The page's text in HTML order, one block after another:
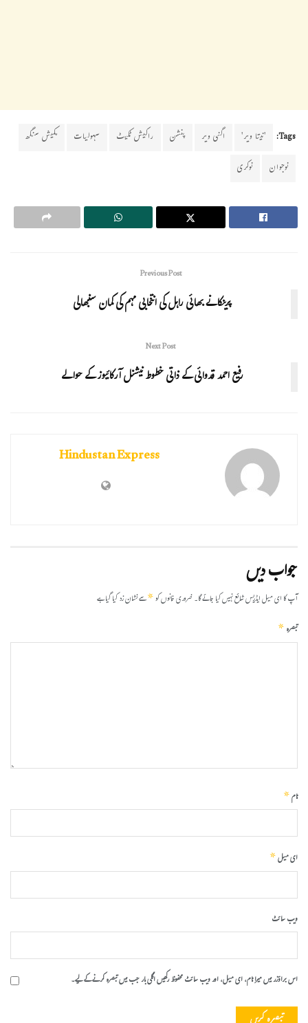
Tags: 'نیتا ویر' اگنی ویر پنشن راکیش ٹکیٹ سہولیات
مکیش سنگھ
نوجوان
نوکری
Previous Post
پرینکا نے بھائی راہل کی انتخابی مہم کی کمان سنبھالی
Next Post
رفیع احمد قدوائی کے ذاتی خطوط نیشنل آرکائیوز کے حوالے
Hindustan Express
جواب دیں
آپ کا ای میل ایڈریس شائع نہیں کیا جائے گا۔ضروری خانوں کو*سے نشان زد کیا گیا ہے
تبصرہ*
نام*
ای میل*
ویب‌ سائٹ
اس براؤزر میں میرا نام، ای میل، اور ویب سائٹ محفوظ رکھیں اگلی بار جب میں تبصرہ کرنے کےلیے۔